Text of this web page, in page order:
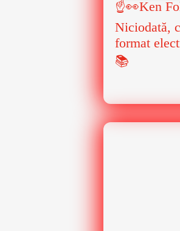
☝👀Ken
Niciodată,
format
📚